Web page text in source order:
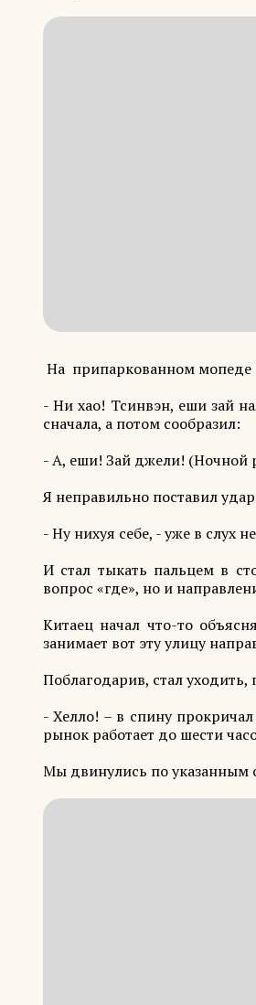
На припаркованном мопеде
- Ни хао! Тсинвэн, еши зай
сначала, а потом сообразил:
- А, еши! Зай джели! (Ночной
Я неправильно поставил
- Ну нихуя себе, - уже в слух
И стал тыкать пальцем в
вопрос «где», но и
Китаец начал что-то
занимает вот эту улицу
Поблагодарив, стал
- Хелло! – в спину
рынок работает до шести
Мы двинулись по указанным